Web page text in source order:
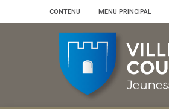
CONTENU MENU PRINCIPAL